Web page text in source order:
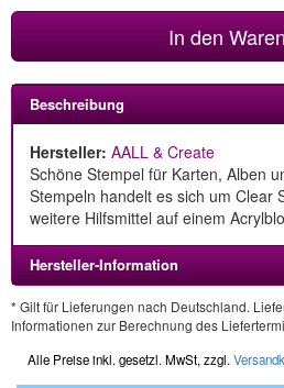
In den
Beschreibung
Hersteller: AALL & Create
Schöne Stempel für Karten, Alben
Stempeln handelt es sich um Clear
weitere Hilfsmittel auf einem
Hersteller-Information
* Gilt für Lieferungen nach Deutschland.
Informationen zur Berechnung des
Alle Preise inkl. gesetzl. MwSt, zzgl.